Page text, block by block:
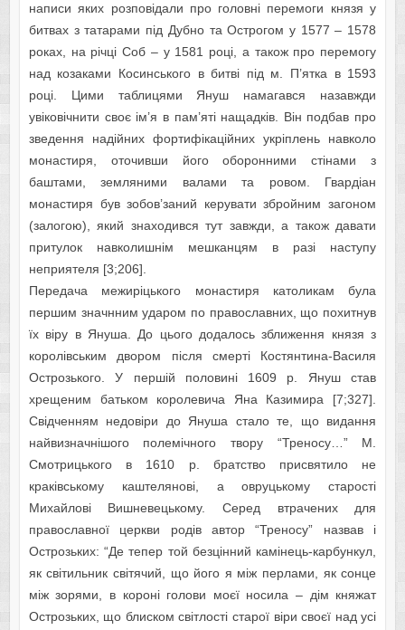
написи яких розповідали про головні перемоги князя у
битвах з татарами під Дубно та Острогом у 1577 – 1578
роках, на річці Соб – у 1581 році, а також про перемогу
над козаками Косинського в битві під м. П’ятка в 1593
році. Цими таблицями Януш намагався назавжди
увіковічнити своє ім’я в пам’яті нащадків. Він подбав про
зведення надійних фортифікаційних укріплень навколо
монастиря, оточивши його оборонними стінами з
баштами, земляними валами та ровом. Гвардіан
монастиря був зобов’заний керувати збройним загоном
(залогою), який знаходився тут завжди, а також давати
притулок навколишнім мешканцям в разі наступу
неприятеля [3;206].
Передача межиріцького монастиря католикам була
першим значнним ударом по православних, що похитнув
їх віру в Януша. До цього додалось зближення князя з
королівським двором після смерті Костянтина-Василя
Острозького. У першій половині 1609 р. Януш став
хрещеним батьком королевича Яна Казимира [7;327].
Свідченням недовіри до Януша стало те, що видання
найвизначнішого полемічного твору “Треносу…” М.
Смотрицького в 1610 р. братство присвятило не
краківському каштелянові, а овруцькому старості
Михайлові Вишневецькому. Серед втрачених для
православної церкви родів автор “Треносу” назвав і
Острозьких: “Де тепер той безцінний камінець-карбункул,
як світильник світячий, що його я між перлами, як сонце
між зорями, в короні голови моєї носила – дім княжат
Острозьких, що блиском світлості старої віри своєї над усі